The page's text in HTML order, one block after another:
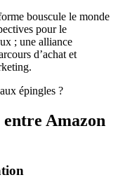
bouscule le monde
pour le
; une alliance
d’achat et
épingles ?
Amazon